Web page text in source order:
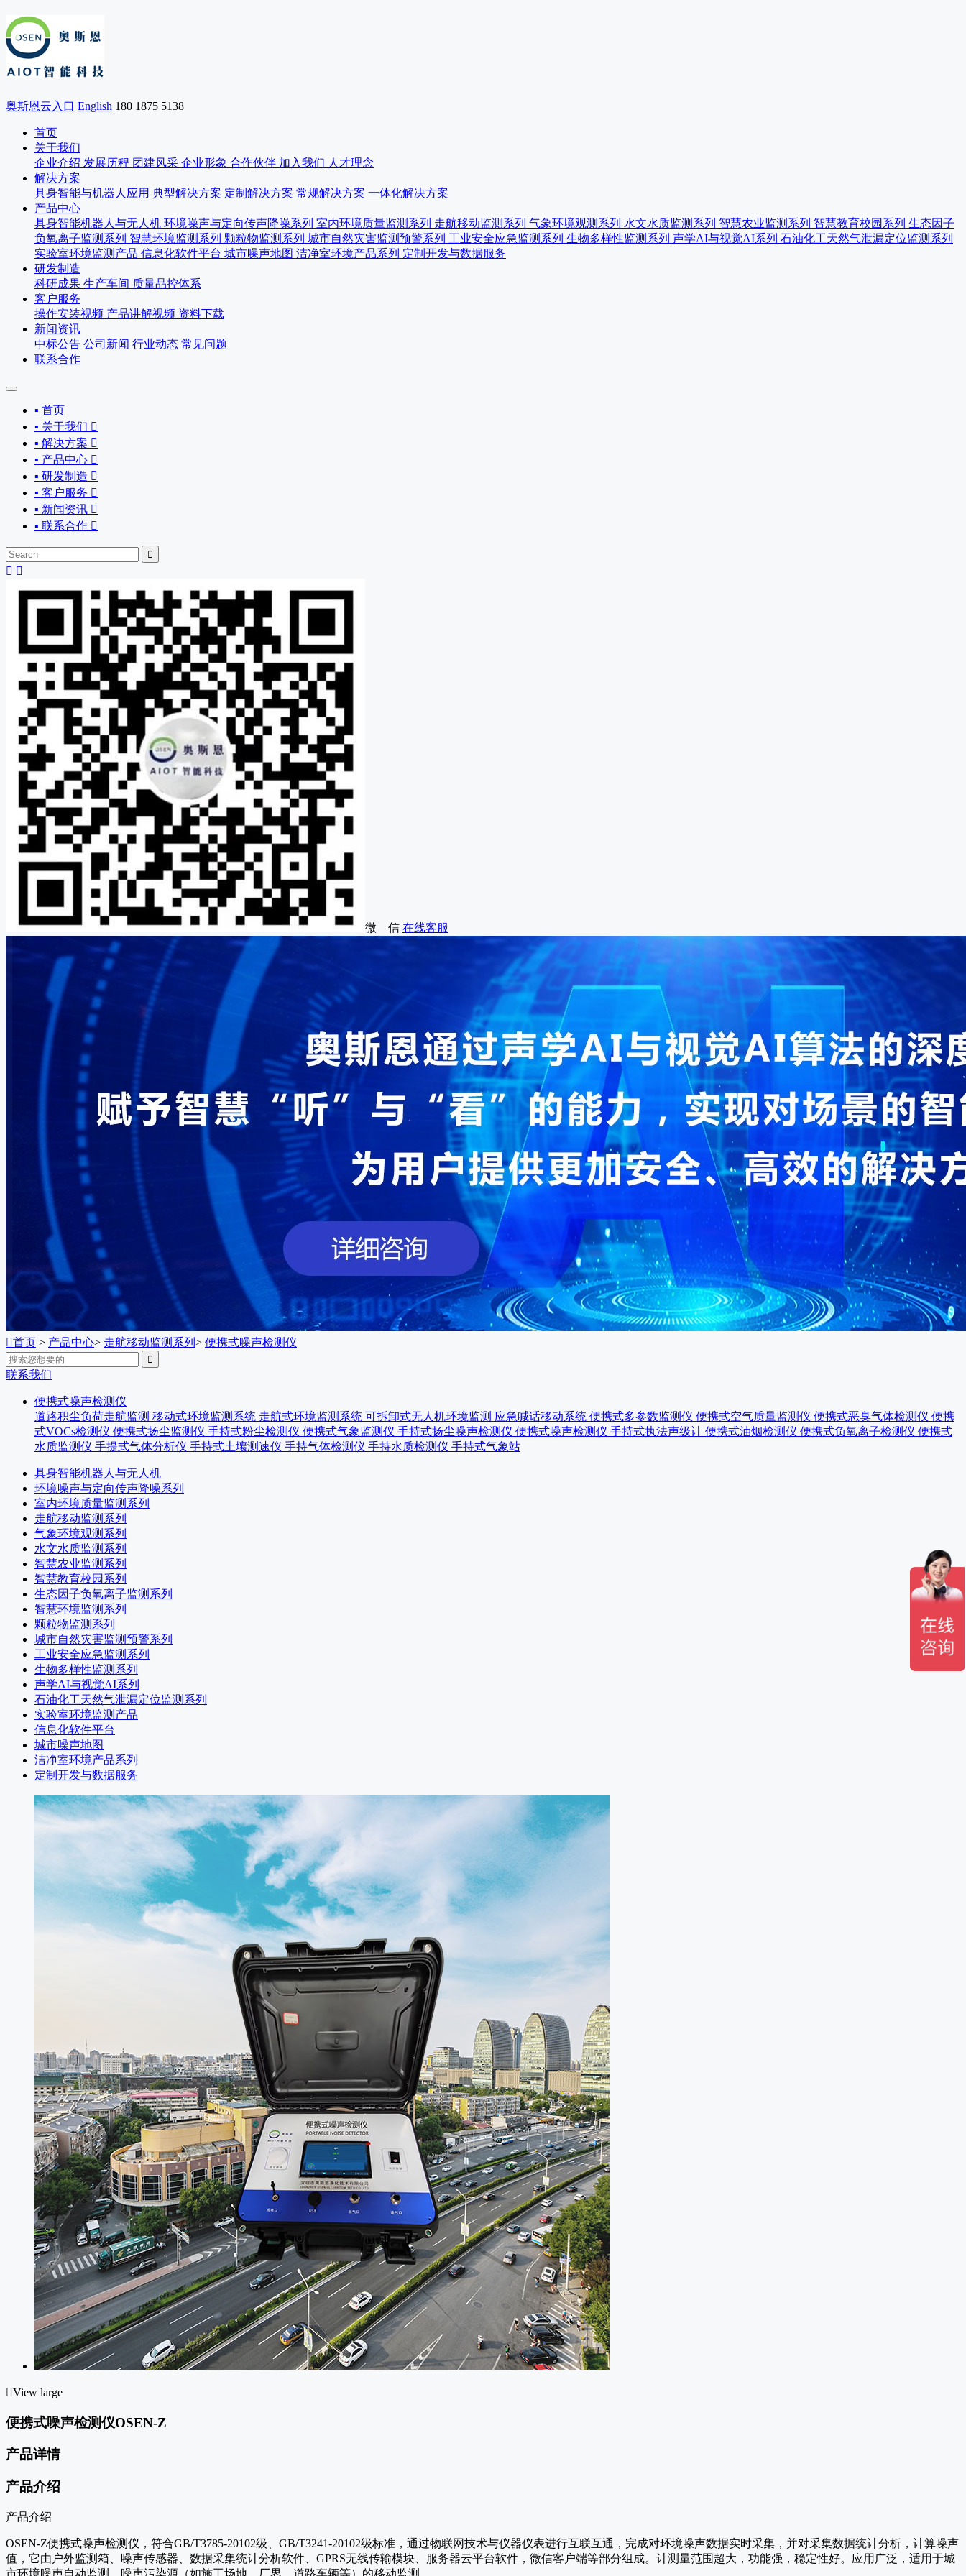
奥斯恩云入口 English 180 1875 5138
首页
关于我们
企业介绍 发展历程 团建风采 企业形象 合作伙伴 加入我们 人才理念
解决方案
具身智能与机器人应用 典型解决方案 定制解决方案 常规解决方案 一体化解决方案
产品中心
具身智能机器人与无人机 环境噪声与定向传声降噪系列 室内环境质量监测系列 走航移动监测系列 气象环境观测系列 水文水质监测系列 智慧农业监测系列 智慧教育校园系列 生态因子
负氧离子监测系列 智慧环境监测系列 颗粒物监测系列 城市自然灾害监测预警系列 工业安全应急监测系列 生物多样性监测系列 声学AI与视觉AI系列 石油化工天然气泄漏定位监测系列
实验室环境监测产品 信息化软件平台 城市噪声地图 洁净室环境产品系列 定制开发与数据服务
研发制造
科研成果 生产车间 质量品控体系
客户服务
操作安装视频 产品讲解视频 资料下载
新闻资讯
中标公告 公司新闻 行业动态 常见问题
联系合作
▪ 首页
▪ 关于我们 
▪ 解决方案 
▪ 产品中心 
▪ 研发制造 
▪ 客户服务 
▪ 新闻资讯 
▪ 联系合作 

 
微 信 在线客服
首页 > 产品中心> 走航移动监测系列 > 便携式噪声检测仪

联系我们
便携式噪声检测仪
道路积尘负荷走航监测 移动式环境监测系统 走航式环境监测系统 可拆卸式无人机环境监测 应急喊话移动系统 便携式多参数监测仪 便携式空气质量监测仪 便携式恶臭气体检测仪 便携
式VOCs检测仪 便携式扬尘监测仪 手持式粉尘检测仪 便携式气象监测仪 手持式扬尘噪声检测仪 便携式噪声检测仪 手持式执法声级计 便携式油烟检测仪 便携式负氧离子检测仪 便携式
水质监测仪 手提式气体分析仪 手持式土壤测速仪 手持气体检测仪 手持水质检测仪 手持式气象站
具身智能机器人与无人机
环境噪声与定向传声降噪系列
室内环境质量监测系列
走航移动监测系列
气象环境观测系列
水文水质监测系列
智慧农业监测系列
智慧教育校园系列
生态因子负氧离子监测系列
智慧环境监测系列
颗粒物监测系列
城市自然灾害监测预警系列
工业安全应急监测系列
生物多样性监测系列
声学AI与视觉AI系列
石油化工天然气泄漏定位监测系列
实验室环境监测产品
信息化软件平台
城市噪声地图
洁净室环境产品系列
定制开发与数据服务
View large
便携式噪声检测仪OSEN-Z
产品详情
产品介绍
产品介绍
OSEN-Z便携式噪声检测仪，符合GB/T3785-20102级、GB/T3241-20102级标准，通过物联网技术与仪器仪表进行互联互通，完成对环境噪声数据实时采集，并对采集数据统计分析，计算噪声
值，它由户外监测箱、噪声传感器、数据采集统计分析软件、GPRS无线传输模块、服务器云平台软件，微信客户端等部分组成。计测量范围超大，功能强，稳定性好。应用广泛，适用于城
市环境噪声自动监测、噪声污染源（如施工场地、厂界、道路车辆等）的移动监测。